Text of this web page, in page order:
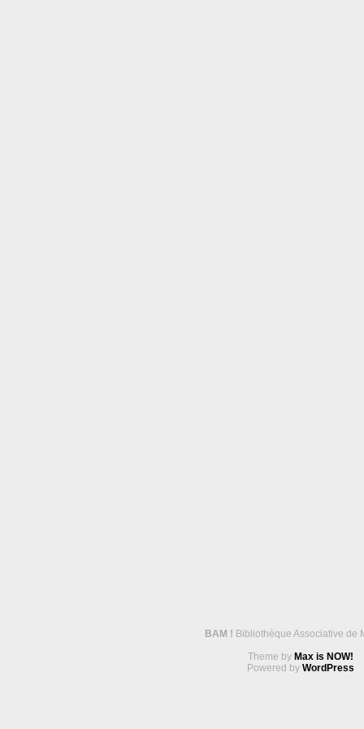
BAM ! Bibliothèque Associative de
Theme by Max is NOW!
Powered by WordPress